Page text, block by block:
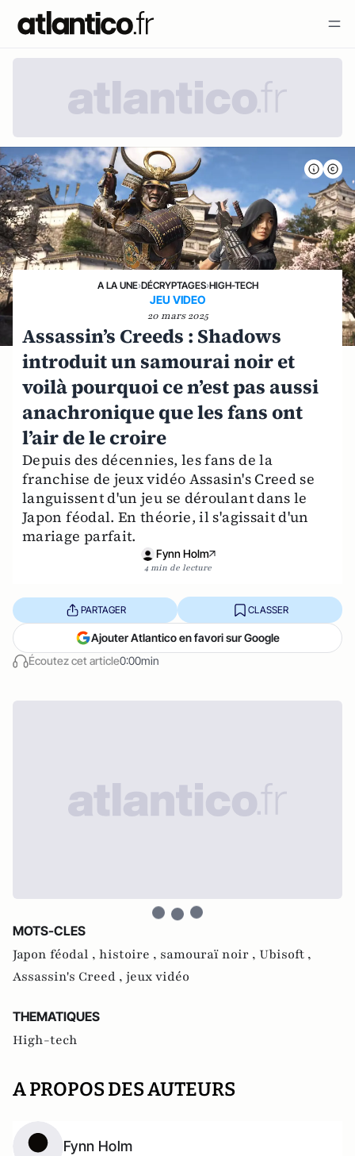
A LA UNE›DÉCRYPTAGES›HIGH-TECH
JEU VIDEO
20 mars 2025
Assassin’s Creeds : Shadows
introduit un samourai noir et
voilà pourquoi ce n’est pas aussi
anachronique que les fans ont
l’air de le croire
Depuis des décennies, les fans de la
franchise de jeux vidéo Assasin's Creed se
languissent d'un jeu se déroulant dans le
Japon féodal. En théorie, il s'agissait d'un
mariage parfait.
Fynn Holm
4 min de lecture
Écoutez cet article0:00min
PARTAGER CLASSER
Ajouter Atlantico en favori sur Google
MOTS-CLES
Japon féodal , histoire , samouraï noir , Ubisoft ,
Assassin's Creed , jeux vidéo
THEMATIQUES
High-tech
A PROPOS DES AUTEURS
Fynn Holm